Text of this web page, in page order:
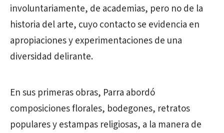
involuntariamente, de academias, pero no de la
historia del arte, cuyo contacto se evidencia en
apropiaciones y experimentaciones de una
diversidad delirante.
En sus primeras obras, Parra abordó
composiciones florales, bodegones, retratos
populares y estampas religiosas, a la manera de